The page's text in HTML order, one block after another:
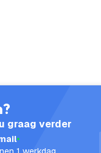
graag verder